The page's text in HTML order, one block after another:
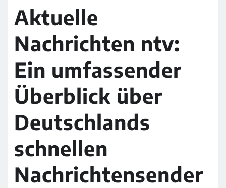
Aktuelle
Nachrichten ntv:
Ein umfassender
Überblick über
Deutschlands
schnellen
Nachrichtensender